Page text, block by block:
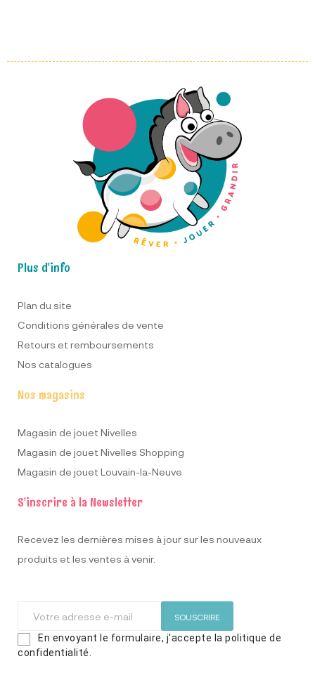
Plus d'info
Plan du site
Conditions générales de vente
Retours et remboursements
Nos catalogues
Nos magasins
Magasin de jouet Nivelles
Magasin de jouet Nivelles Shopping
Magasin de jouet Louvain-la-Neuve
S'inscrire à la Newsletter
Recevez les dernières mises à jour sur les nouveaux
produits et les ventes à venir.
SOUSCRIRE
En envoyant le formulaire, j'accepte la politique de
confidentialité.